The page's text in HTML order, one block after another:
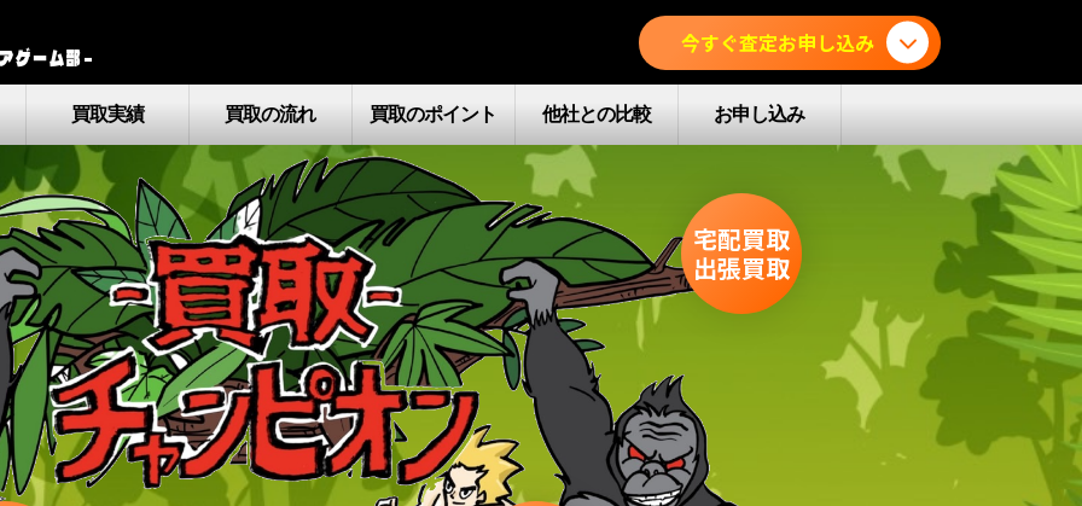
ゲーム部– 今すぐ査定お申し込み
買取実績 買取の流れ 買取のポイント 他社との比較 お申し込み
宅配買取
出張買取